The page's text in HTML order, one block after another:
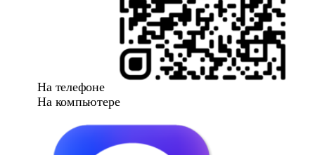
На телефоне
На компьютере